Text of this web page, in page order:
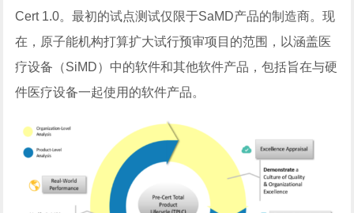
Cert 1.0。最初的试点测试仅限于SaMD产品的制造商。现
在，原子能机构打算扩大试行预审项目的范围，以涵盖医
疗设备（SiMD）中的软件和其他软件产品，包括旨在与硬
件医疗设备一起使用的软件产品。